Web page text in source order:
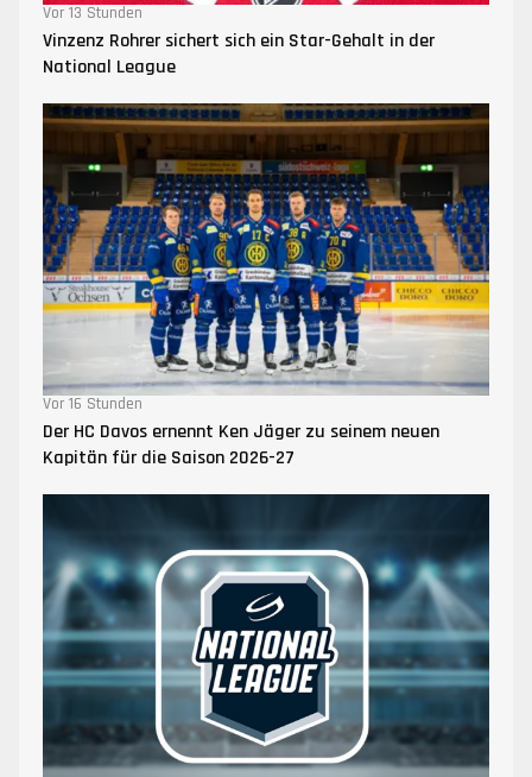
Vor 13 Stunden
Vinzenz Rohrer sichert sich ein Star-Gehalt in der
National League
Vor 16 Stunden
Der HC Davos ernennt Ken Jäger zu seinem neuen
Kapitän für die Saison 2026-27